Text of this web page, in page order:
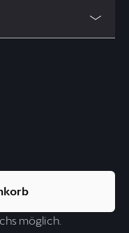
möglich.